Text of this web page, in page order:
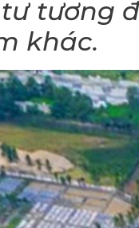
tương
khác.